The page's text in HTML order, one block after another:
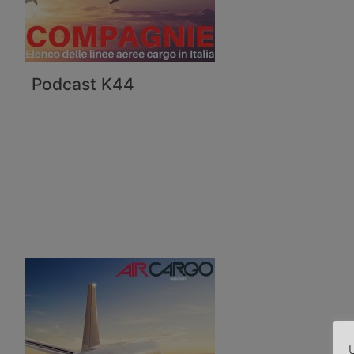
Podcast K44